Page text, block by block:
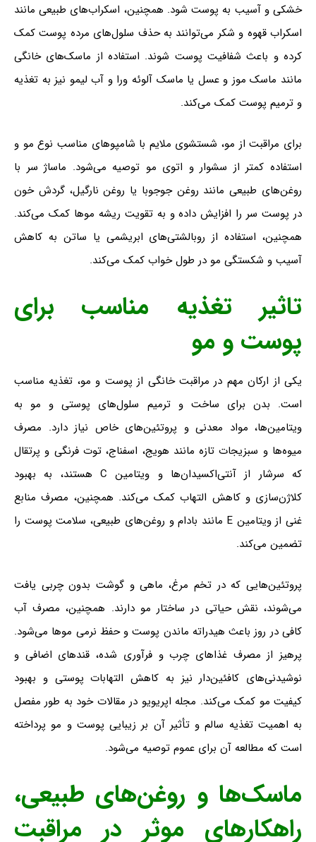
خشکی و آسیب به پوست شود. همچنین، اسکراب‌های طبیعی مانند
اسکراب قهوه و شکر می‌توانند به حذف سلول‌های مرده پوست کمک
کرده و باعث شفافیت پوست شوند. استفاده از ماسک‌های خانگی
مانند ماسک موز و عسل یا ماسک آلوئه ورا و آب لیمو نیز به تغذیه
و ترمیم پوست کمک می‌کند.
برای مراقبت از مو، شستشوی ملایم با شامپوهای مناسب نوع مو و
استفاده کمتر از سشوار و اتوی مو توصیه می‌شود. ماساژ سر با
روغن‌های طبیعی مانند روغن جوجوبا یا روغن نارگیل، گردش خون
در پوست سر را افزایش داده و به تقویت ریشه موها کمک می‌کند.
همچنین، استفاده از روبالشتی‌های ابریشمی یا ساتن به کاهش
آسیب و شکستگی مو در طول خواب کمک می‌کند.
تاثیرتغذیه مناسب برای
پوست و مو
یکی از ارکان مهم در مراقبت خانگی از پوست و مو، تغذیه مناسب
است. بدن برای ساخت و ترمیم سلول‌های پوستی و مو به
ویتامین‌ها، مواد معدنی و پروتئین‌های خاص نیاز دارد. مصرف
میوه‌ها و سبزیجات تازه مانند هویج، اسفناج، توت فرنگی و پرتقال
که سرشار از آنتی‌اکسیدان‌ها و ویتامین C هستند، به بهبود
کلاژن‌سازی و کاهش التهاب کمک می‌کند. همچنین، مصرف منابع
غنی از ویتامین E مانند بادام و روغن‌های طبیعی، سلامت پوست را
تضمین می‌کند.
پروتئین‌هایی که در تخم مرغ، ماهی و گوشت بدون چربی یافت
می‌شوند، نقش حیاتی در ساختار مو دارند. همچنین، مصرف آب
کافی در روز باعث هیدراته ماندن پوست و حفظ نرمی موها می‌شود.
پرهیز از مصرف غذاهای چرب و فرآوری شده، قندهای اضافی و
نوشیدنی‌های کافئین‌دار نیز به کاهش التهابات پوستی و بهبود
کیفیت مو کمک می‌کند. مجله اپریویو در مقالات خود به طور مفصل
به اهمیت تغذیه سالم و تأثیر آن بر زیبایی پوست و مو پرداخته
است که مطالعه آن برای عموم توصیه می‌شود.
ماسک‌ها و روغن‌های طبیعی،
راهکارهای موثر در مراقبت